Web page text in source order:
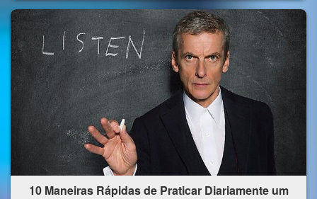
10 Maneiras Rápidas de Praticar Diariamente um